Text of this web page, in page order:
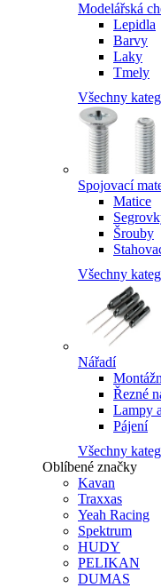
Modelářská
Lepidla
Barvy
Laky
Tmely
Všechny
Spojovací
Matice
Šrouby
Všechny
Nářadí
Řezné
Lampy
Pájení
Všechny
Oblíbené značky
Kavan
Traxxas
Yeah Racing
Spektrum
HUDY
PELIKAN
DUMAS